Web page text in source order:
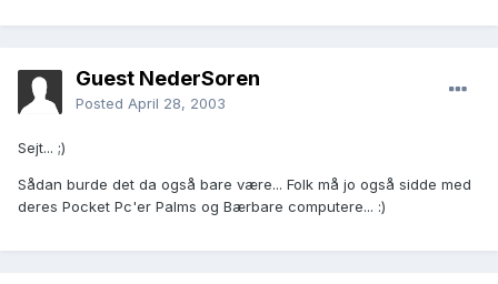
Guest NederSoren
Posted April 28, 2003
Sejt... ;)
Sådan burde det da også bare være... Folk må jo også sidde med
deres Pocket Pc'er Palms og Bærbare computere... :)